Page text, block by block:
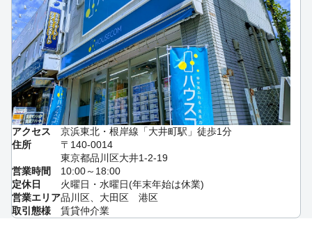
アクセス
京浜東北・根岸線「大井町駅」徒歩1分
住所
〒140-0014
東京都品川区大井1-2-19
営業時間
10:00～18:00
定休日
火曜日・水曜日(年末年始は休業)
営業エリア品川区、大田区 港区
取引態様
賃貸仲介業